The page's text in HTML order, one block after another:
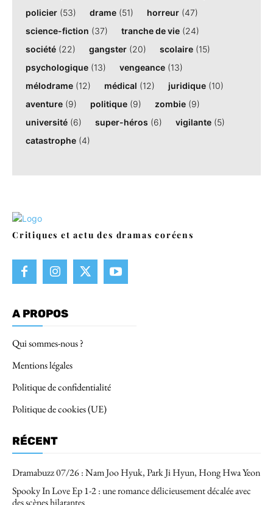
policier (53) drame (51) horreur (47)
science-fiction (37) tranche de vie (24)
société (22) gangster (20) scolaire (15)
psychologique (13) vengeance (13)
mélodrame (12) médical (12) juridique (10)
aventure (9) politique (9) zombie (9)
université (6) super-héros (6) vigilante (5)
catastrophe (4)
Critiques et actu des dramas coréens
A PROPOS
Qui sommes-nous ?
Mentions légales
Politique de confidentialité
Politique de cookies (UE)
RÉCENT
Dramabuzz 07/26 : Nam Joo Hyuk, Park Ji Hyun, Hong Hwa Yeon
Spooky In Love Ep 1-2 : une romance délicieusement décalée avec
des scènes hilarantes